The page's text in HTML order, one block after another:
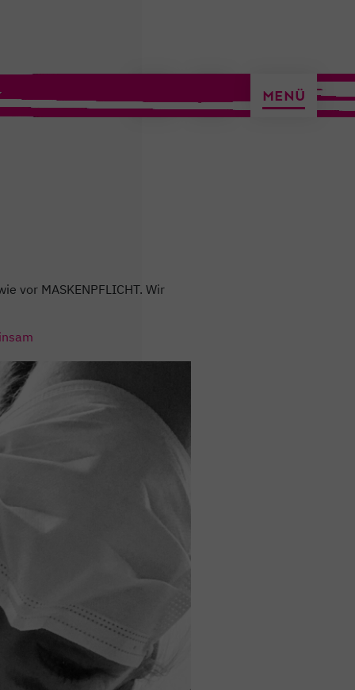
vereinbaren MENÜ
vor MASKENPFLICHT. Wir